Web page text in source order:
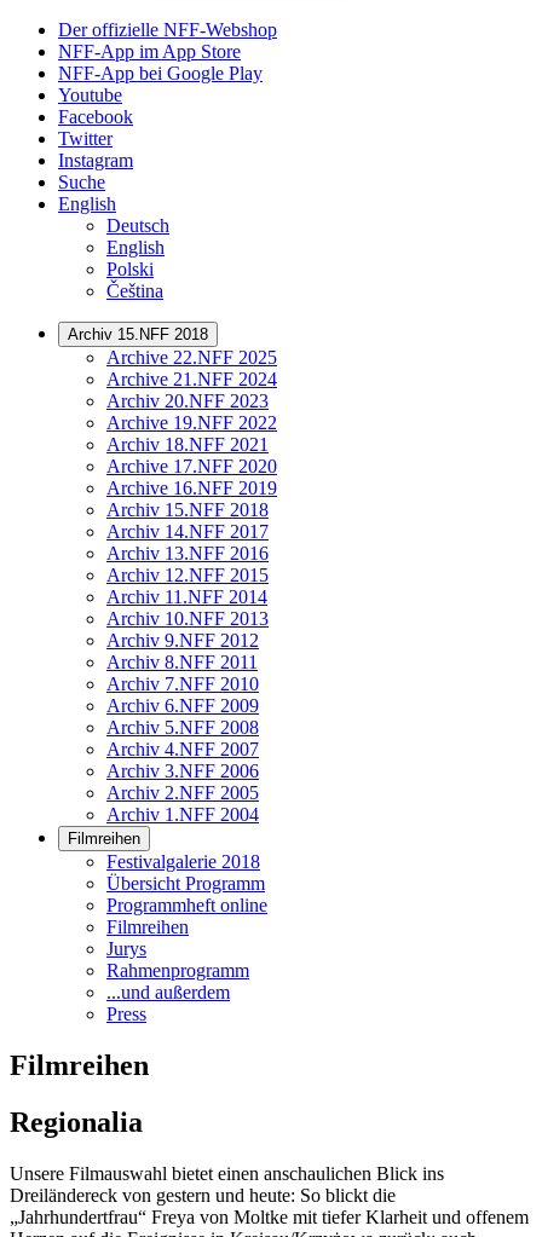
Der offizielle NFF-Webshop
NFF-App im App Store
NFF-App bei Google Play
Youtube
Facebook
Twitter
Instagram
Suche
English
Deutsch
English
Polski
Čeština
Archiv 15.NFF 2018
Archive 22.NFF 2025
Archive 21.NFF 2024
Archiv 20.NFF 2023
Archive 19.NFF 2022
Archiv 18.NFF 2021
Archive 17.NFF 2020
Archive 16.NFF 2019
Archiv 15.NFF 2018
Archiv 14.NFF 2017
Archiv 13.NFF 2016
Archiv 12.NFF 2015
Archiv 11.NFF 2014
Archiv 10.NFF 2013
Archiv 9.NFF 2012
Archiv 8.NFF 2011
Archiv 7.NFF 2010
Archiv 6.NFF 2009
Archiv 5.NFF 2008
Archiv 4.NFF 2007
Archiv 3.NFF 2006
Archiv 2.NFF 2005
Archiv 1.NFF 2004
Filmreihen
Festivalgalerie 2018
Übersicht Programm
Programmheft online
Filmreihen
Jurys
Rahmenprogramm
...und außerdem
Press
Filmreihen
Regionalia
Unsere Filmauswahl bietet einen anschaulichen Blick ins
Dreiländereck von gestern und heute: So blickt die
„Jahrhundertfrau“ Freya von Moltke mit tiefer Klarheit und offenem